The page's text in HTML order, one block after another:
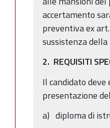
accertamento
preventiva ex
sussistenza
2. REQUISITI
Il candidato
presentazione
a) diploma di